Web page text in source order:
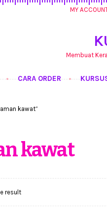
MY
Membuat
CARA ORDER
kawat”
kawat
result